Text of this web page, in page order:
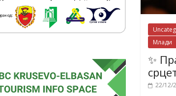
Млади
✨
22/12/